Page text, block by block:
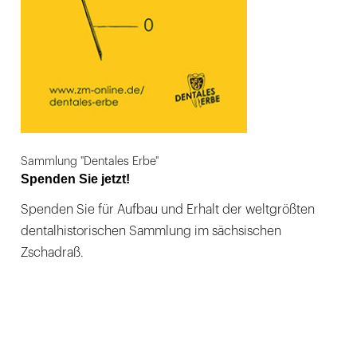
Sammlung "Dentales Erbe"
Spenden Sie jetzt!
Spenden Sie für Aufbau und Erhalt der weltgrößten
dentalhistorischen Sammlung im sächsischen
Zschadraß.